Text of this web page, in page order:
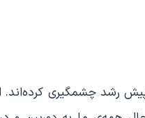
رشد چشمگیری